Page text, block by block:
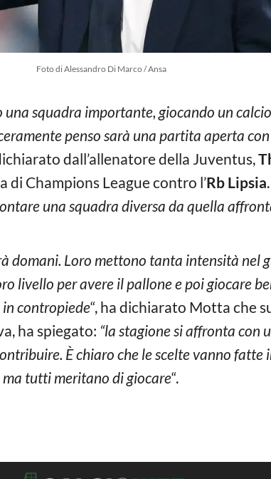
Foto di Alessandro Di Marco / Ansa
squadra importante, giocando un
penso sarà una partita aperta
dall’allenatore della Juventus,
Champions League contro l’Rb Lipsia
una squadra diversa da quella
domani. Loro mettono tanta intensità nel
livello per avere il pallone e poi giocare
contropiede“, ha dichiarato Motta che
ha spiegato: “la stagione si affronta con
È chiaro che le scelte vanno fatte
tutti meritano di giocare“.